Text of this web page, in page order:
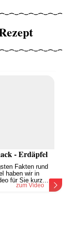
- Erdäpfel
Fakten rund
haben wir in
für Sie kurz...
zum Video